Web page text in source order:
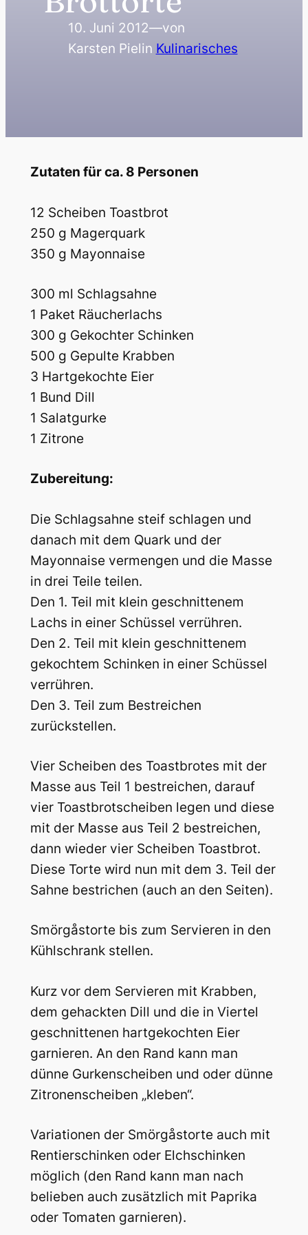
10. Juni 2012—von
Karsten Pielin Kulinarisches
Zutaten für ca. 8 Personen
12 Scheiben Toastbrot
250 g Magerquark
350 g Mayonnaise
300 ml Schlagsahne
1 Paket Räucherlachs
300 g Gekochter Schinken
500 g Gepulte Krabben
3 Hartgekochte Eier
1 Bund Dill
1 Salatgurke
1 Zitrone
Zubereitung:
Die Schlagsahne steif schlagen und
danach mit dem Quark und der
Mayonnaise vermengen und die Masse
in drei Teile teilen.
Den 1. Teil mit klein geschnittenem
Lachs in einer Schüssel verrühren.
Den 2. Teil mit klein geschnittenem
gekochtem Schinken in einer Schüssel
verrühren.
Den 3. Teil zum Bestreichen
zurückstellen.
Vier Scheiben des Toastbrotes mit der
Masse aus Teil 1 bestreichen, darauf
vier Toastbrotscheiben legen und diese
mit der Masse aus Teil 2 bestreichen,
dann wieder vier Scheiben Toastbrot.
Diese Torte wird nun mit dem 3. Teil der
Sahne bestrichen (auch an den Seiten).
Smörgåstorte bis zum Servieren in den
Kühlschrank stellen.
Kurz vor dem Servieren mit Krabben,
dem gehackten Dill und die in Viertel
geschnittenen hartgekochten Eier
garnieren. An den Rand kann man
dünne Gurkenscheiben und oder dünne
Zitronenscheiben „kleben“.
Variationen der Smörgåstorte auch mit
Rentierschinken oder Elchschinken
möglich (den Rand kann man nach
belieben auch zusätzlich mit Paprika
oder Tomaten garnieren).